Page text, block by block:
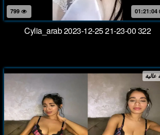
01:21:04
Cylia_arab 2023-12-25 21-23-00 322
عالية